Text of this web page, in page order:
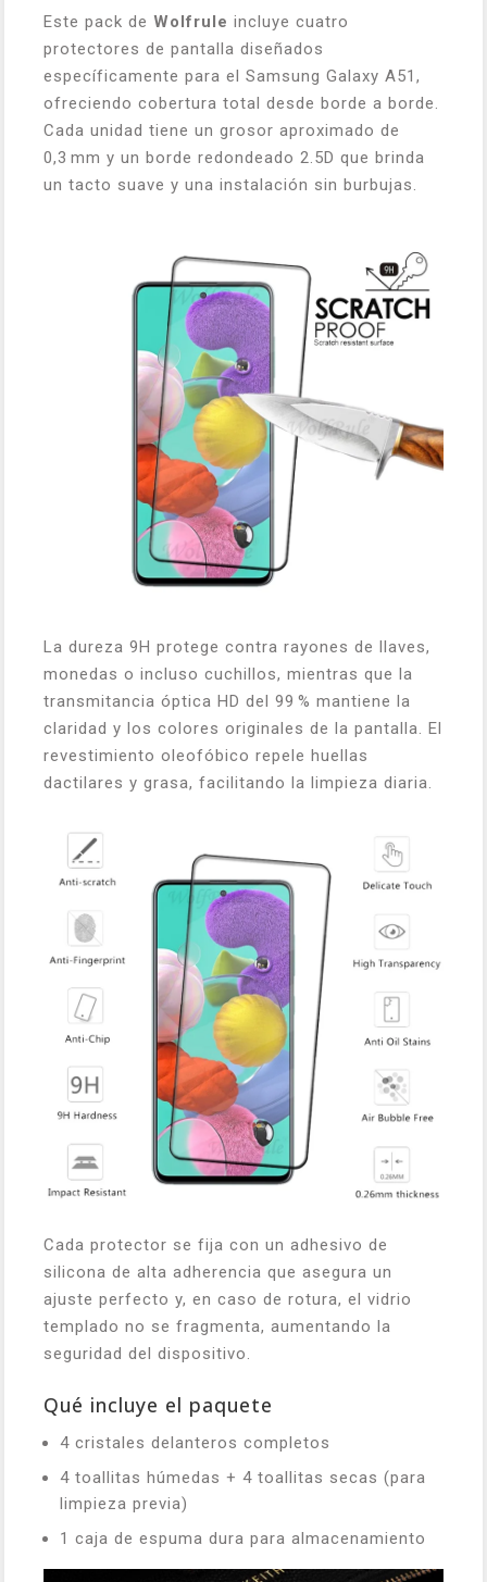
Este pack de Wolfrule incluye cuatro
protectores de pantalla diseñados
específicamente para el Samsung Galaxy A51,
ofreciendo cobertura total desde borde a borde.
Cada unidad tiene un grosor aproximado de
0,3 mm y un borde redondeado 2.5D que brinda
un tacto suave y una instalación sin burbujas.
La dureza 9H protege contra rayones de llaves,
monedas o incluso cuchillos, mientras que la
transmitancia óptica HD del 99 % mantiene la
claridad y los colores originales de la pantalla. El
revestimiento oleofóbico repele huellas
dactilares y grasa, facilitando la limpieza diaria.
Cada protector se fija con un adhesivo de
silicona de alta adherencia que asegura un
ajuste perfecto y, en caso de rotura, el vidrio
templado no se fragmenta, aumentando la
seguridad del dispositivo.
Qué incluye el paquete
4 cristales delanteros completos
4 toallitas húmedas + 4 toallitas secas (para
limpieza previa)
1 caja de espuma dura para almacenamiento